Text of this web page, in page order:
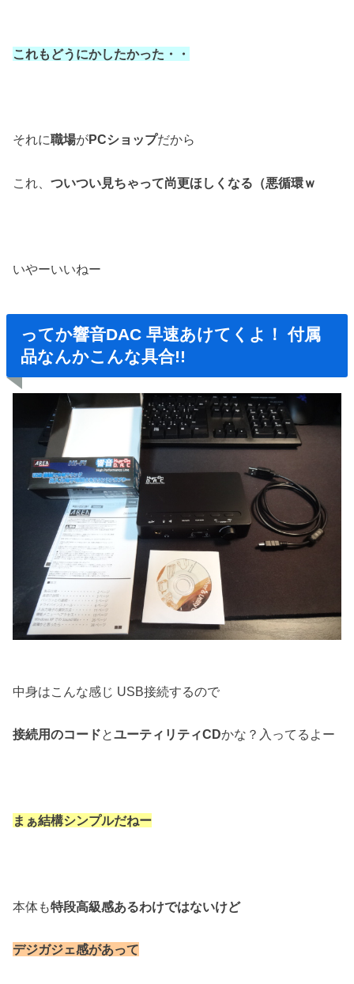
これもどうにかしたかった・・
それに職場がPCショップだから
これ、ついつい見ちゃって尚更ほしくなる（悪循環ｗ
いやーいいねー
ってか響音DAC 早速あけてくよ！ 付属
品なんかこんな具合!!
中身はこんな感じ USB接続するので
接続用のコードとユーティリティCDかな？入ってるよー
まぁ結構シンプルだねー
本体も特段高級感あるわけではないけど
デジガジェ感があって